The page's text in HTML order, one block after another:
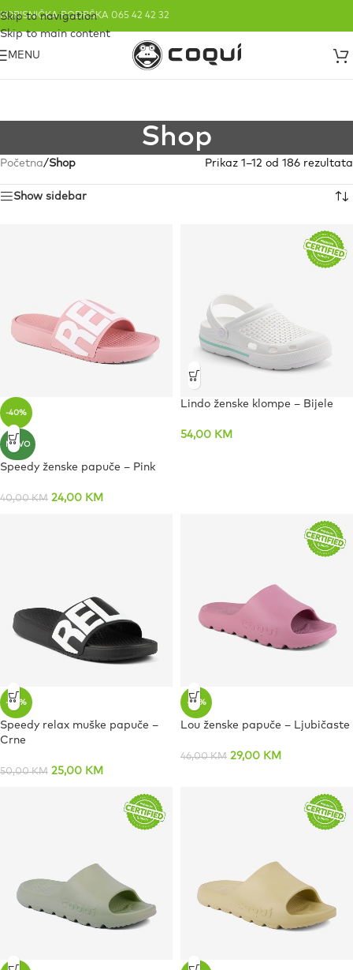
Skip to navigation
Skip to main content
KORISNIČKA PODRŠKA 065 42 42 32
MENU
Shop
Početna/Shop Prikaz 1–12 od 186 rezultata
Show sidebar
-40%
NOVO
Speedy ženske papuče – Pink
40,00KM 24,00 KM
Lindo ženske klompe – Bijele
54,00 KM
-50%
Speedy relax muške papuče –
Crne
50,00KM 25,00 KM
-37%
Lou ženske papuče – Ljubičaste
46,00KM 29,00 KM